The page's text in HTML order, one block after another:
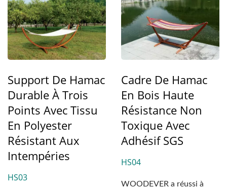
Support De Hamac
Durable À Trois
Points Avec Tissu
En Polyester
Résistant Aux
Intempéries
HS03
Cadre De Hamac
En Bois Haute
Résistance Non
Toxique Avec
Adhésif SGS
HS04
WOODEVER a réussi à